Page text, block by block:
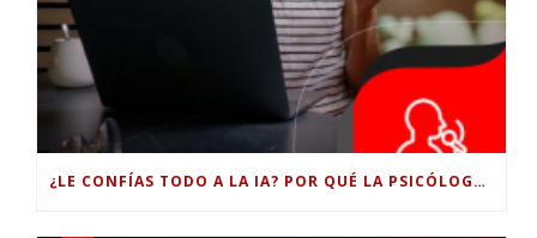
¿LE CONFÍAS TODO A LA IA? POR QUÉ LA PSICÓLOGA DICE QUE ESO PUEDE COSTARTE TUS PROPIAS HABILIDADES